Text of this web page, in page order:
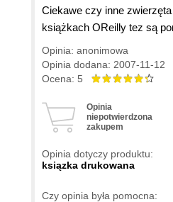
Ciekawe czy inne
książkach OReilly tez są
Opinia: anonimowa
Opinia dodana: 2007-11-12
Ocena: 5
Opinia
niepotwierdzona
zakupem
Opinia dotyczy produktu:
ksiązka drukowana
Czy opinia była pomocna: